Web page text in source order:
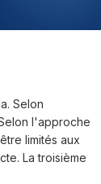
Selon
l'approche
limités aux
La troisième